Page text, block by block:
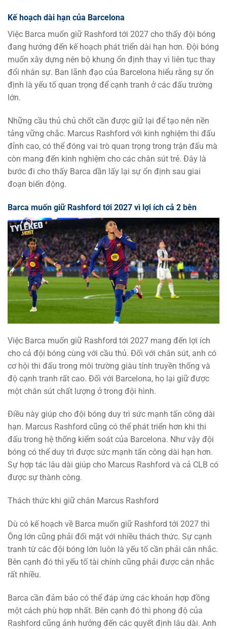
Kế hoạch dài hạn của Barcelona
Việc Barca muốn giữ Rashford tới 2027 cho thấy đội bóng
đang hướng đến kế hoạch phát triển dài hạn hơn. Đội bóng
muốn xây dựng nên bộ khung ổn định thay vì liên tục thay
đổi nhân sự. Ban lãnh đạo của Barcelona hiểu rằng sự ổn
định là yếu tố quan trọng để cạnh tranh ở các đấu trường
lớn.
Những cầu thủ chủ chốt cần được giữ lại để tạo nên nền
tảng vững chắc. Marcus Rashford với kinh nghiệm thi đấu
đỉnh cao, có thể đóng vai trò quan trọng trong trận đấu mà
còn mang đến kinh nghiệm cho các chân sút trẻ. Đây là
bước đi cho thấy Barca dần lấy lại sự ổn định sau giai
đoạn biến động.
Barca muốn giữ Rashford tới 2027 vì lợi ích cả 2 bên
Việc Barca muốn giữ Rashford tới 2027 mang đến lợi ích
cho cả đội bóng cùng với cầu thủ. Đối với chân sút, anh có
cơ hội thi đấu trong môi trường giàu tính truyền thống và
độ cạnh tranh rất cao. Đối với Barcelona, họ lại giữ được
một chân sút chất lượng ở trong đội hình.
Điều này giúp cho đội bóng duy trì sức mạnh tấn công dài
hạn. Marcus Rashford cũng có thể phát triển hơn khi thi
đấu trong hệ thống kiểm soát của Barcelona. Như vậy đội
bóng có thể duy trì được sức mạnh tấn công dài hạn hơn.
Sự hợp tác lâu dài giúp cho Marcus Rashford và cả CLB có
được sự thành công.
Thách thức khi giữ chân Marcus Rashford
Dù có kế hoạch về Barca muốn giữ Rashford tới 2027 thì
Ông lớn cũng phải đối mặt với nhiều thách thức. Sự cạnh
tranh từ các đội bóng lớn luôn là yếu tố cần phải cân nhắc.
Bên cạnh đó thì yếu tố tài chính cũng phải được cân nhắc
rất nhiều.
Barca cần đảm bảo có thể đáp ứng các khoản hợp đồng
một cách phù hợp nhất. Bên cạnh đó thì phong độ của
Rashford cũng ảnh hưởng đến các quyết định lâu dài. Anh